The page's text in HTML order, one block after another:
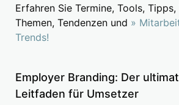
Erfahren Sie Termine, Tools, Tipps,
Themen, Tendenzen und »
Trends!
Employer Branding: Der
Leitfaden für Umsetzer